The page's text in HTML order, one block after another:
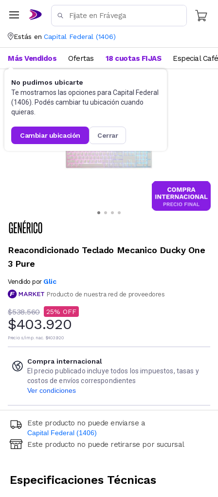
Estás en Capital Federal (1406)
No pudimos ubicarte
Te mostramos las opciones para Capital Federal
(1406). Podés cambiar tu ubicación cuando
quieras.
cambiar ubicación cerrar
Más Vendidos Ofertas 18 cuotas FIJAS Especial Café
Gaming PC Teclados
Reacondicionado Teclado Mecanico Ducky One
3 Pure
Vendido por Glic
Producto de nuestra red de proveedores
$538.560 25
$403.920
Precio s/imp. nac. $403.920
Compra internacional
El precio publicado incluye todos los impuestos, tasas y
costos de envíos correspondientes
Ver condiciones
Este producto no puede enviarse a
Capital Federal (1406)
Ingresá código postal (sólo números)
Este producto no puede retirarse por sucursal
Especificaciones Técnicas